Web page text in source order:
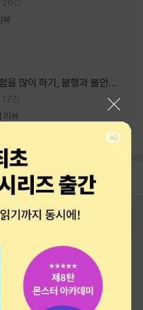
뷰
을 많이 하기, 불행과 불안을
리고 좋은 사람을 많이 만나
17건
리뷰
품 주문/배송
중고샵 1566-4295
상담
정보
청소년보호정책